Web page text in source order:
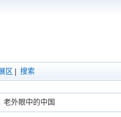
区 搜索
老外眼中的中国